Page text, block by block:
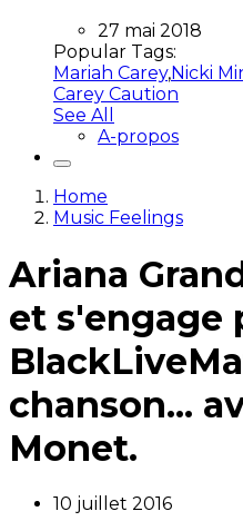
27 mai 2018
Popular Tags:
Mariah Carey,Nicki
Carey Caution
See All
A-propos
Home
Music Feelings
Ariana
et s'engage
chanson...
Monet.
10 juillet 2016